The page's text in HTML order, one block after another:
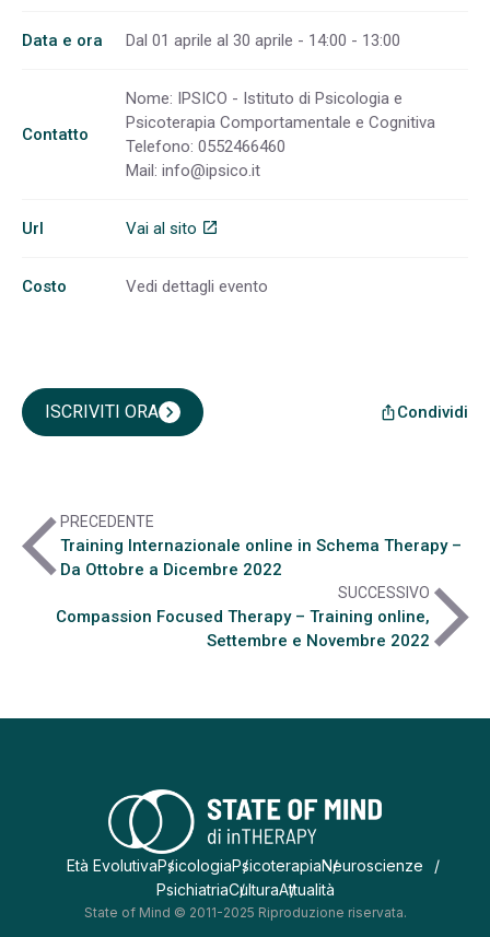
Data e ora Dal 01 aprile al 30 aprile - 14:00 - 13:00
Contatto
Nome: IPSICO - Istituto di Psicologia e
Psicoterapia Comportamentale e Cognitiva
Telefono: 0552466460
Mail: info@ipsico.it
Url Vai al sito open_in_new
Costo Vedi dettagli evento
ISCRIVITI ORAchevron_right ios_shareCondividi
arrow_back_iosPRECEDENTE
Training Internazionale online in Schema Therapy –
Da Ottobre a Dicembre 2022
SUCCESSIVO
Compassion Focused Therapy – Training online,
Settembre e Novembre 2022arrow_forward_ios
Età EvolutivaPsicologiaPsicoterapiaNeuroscienze
PsichiatriaCulturaAttualità
State of Mind © 2011-2025 Riproduzione riservata.